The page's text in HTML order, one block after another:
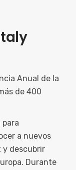
Anual de la
de 400
a nuevos
y descubrir
Durante